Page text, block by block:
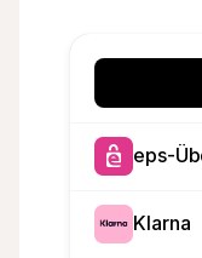
eps-
Klarna